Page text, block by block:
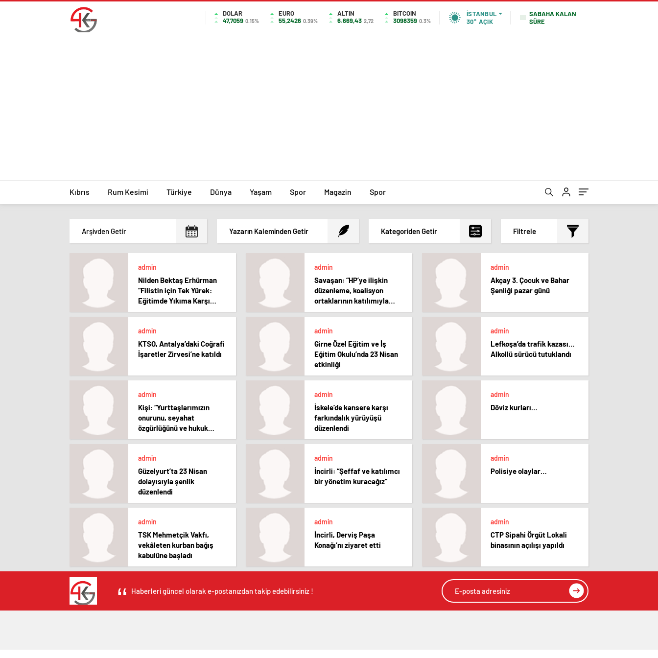
DOLAR
47,7059 0.15%
EURO
55,2426 0.39%
ALTIN
6.669,43 2,72
BITCOIN
3098359 0.3%
İSTANBUL
30° AÇIK
SABAHA KALAN
SÜRE
Kıbrıs Rum Kesimi Türkiye Dünya Yaşam Spor Magazin Spor
Yazarın Kaleminden Getir Kategoriden Getir Filtrele
admin
Nilden Bektaş Erhürman
“Filistin için Tek Yürek:
Eğitimde Yıkıma Karşı
Geleceği Korumak”
admin
Savaşan: “HP’ye ilişkin
düzenleme, koalisyon
ortaklarının katılımıyla
UBP genişletilmiş grup
admin
Akçay 3. Çocuk ve Bahar
Şenliği pazar günü
admin
KTSO, Antalya’daki Coğrafi
İşaretler Zirvesi’ne katıldı
admin
Girne Özel Eğitim ve İş
Eğitim Okulu’nda 23 Nisan
etkinliği
admin
Lefkoşa’da trafik kazası…
Alkollü sürücü tutuklandı
admin
Kişi: “Yurttaşlarımızın
onurunu, seyahat
özgürlüğünü ve hukuk
güvencesini savunmayı
admin
İskele’de kansere karşı
farkındalık yürüyüşü
düzenlendi
admin
Döviz kurları…
admin
Güzelyurt’ta 23 Nisan
dolayısıyla şenlik
düzenlendi
admin
İncirli: “Şeffaf ve katılımcı
bir yönetim kuracağız”
admin
Polisiye olaylar…
admin
TSK Mehmetçik Vakfı,
vekâleten kurban bağış
kabulüne başladı
admin
İncirli, Derviş Paşa
Konağı’nı ziyaret etti
admin
CTP Sipahi Örgüt Lokali
binasının açılışı yapıldı
Haberleri güncel olarak e-postanızdan takip edebilirsiniz !